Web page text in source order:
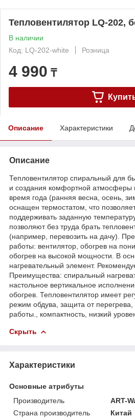
Тепловентилятор LQ-202,
В наличии
Код: LQ-202-white
Розница
4 990 ₸
Описание Характеристики
Описание
Тепловентилятор спиральный для
и создания комфортной
время года (ранняя весна, осень,
оснащен термостатом, что
поддерживать заданную
позволяют без труда брать
(например, перевозить на дачу).
работы: вентилятор, обогрев на
обогрев на высокой мощности. В
нагревательный элемент.
Преимущества: спиральный
настольное вертикальное
обогрев. Тепловентилятор имеет
режим обдува, защита от
работы., компактность, низкий
Скрыть
Характеристики
Основные атрибуты
Производитель
ART-
Страна производитель
Китай